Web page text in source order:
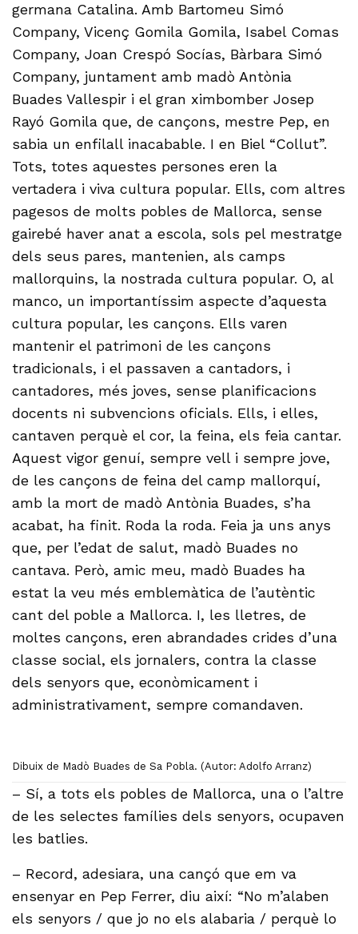
germana Catalina. Amb Bartomeu Simó
Company, Vicenç Gomila Gomila, Isabel Comas
Company, Joan Crespó Socías, Bàrbara Simó
Company, juntament amb madò Antònia
Buades Vallespir i el gran ximbomber Josep
Rayó Gomila que, de cançons, mestre Pep, en
sabia un enfilall inacabable. I en Biel “Collut”.
Tots, totes aquestes persones eren la
vertadera i viva cultura popular. Ells, com altres
pagesos de molts pobles de Mallorca, sense
gairebé haver anat a escola, sols pel mestratge
dels seus pares, mantenien, als camps
mallorquins, la nostrada cultura popular. O, al
manco, un importantíssim aspecte d’aquesta
cultura popular, les cançons. Ells varen
mantenir el patrimoni de les cançons
tradicionals, i el passaven a cantadors, i
cantadores, més joves, sense planificacions
docents ni subvencions oficials. Ells, i elles,
cantaven perquè el cor, la feina, els feia cantar.
Aquest vigor genuí, sempre vell i sempre jove,
de les cançons de feina del camp mallorquí,
amb la mort de madò Antònia Buades, s’ha
acabat, ha finit. Roda la roda. Feia ja uns anys
que, per l’edat de salut, madò Buades no
cantava. Però, amic meu, madò Buades ha
estat la veu més emblemàtica de l’autèntic
cant del poble a Mallorca. I, les lletres, de
moltes cançons, eren abrandades crides d’una
classe social, els jornalers, contra la classe
dels senyors que, econòmicament i
administrativament, sempre comandaven.
Dibuix de Madò Buades de Sa Pobla. (Autor: Adolfo Arranz)
– Sí, a tots els pobles de Mallorca, una o l’altre
de les selectes famílies dels senyors, ocupaven
les batlies.
– Record, adesiara, una cançó que em va
ensenyar en Pep Ferrer, diu així: “No m’alaben
els senyors / que jo no els alabaria / perquè lo